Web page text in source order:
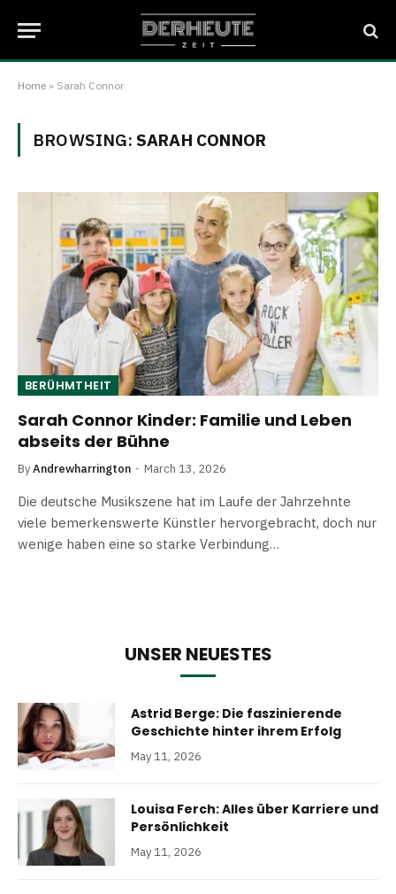
Home » Sarah Connor
BROWSING: SARAH CONNOR
BERÜHMTHEIT
Sarah Connor Kinder: Familie und Leben
abseits der Bühne
ByAndrewharrington March 13, 2026
Die deutsche Musikszene hat im Laufe der Jahrzehnte
viele bemerkenswerte Künstler hervorgebracht, doch nur
wenige haben eine so starke Verbindung…
UNSER NEUESTES
Astrid Berge: Die faszinierende
Geschichte hinter ihrem Erfolg
May 11, 2026
Louisa Ferch: Alles über Karriere und
Persönlichkeit
May 11, 2026